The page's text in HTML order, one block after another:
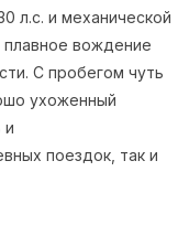
л.с. и механической
вождение
С пробегом чуть
ухоженный
и
поездок, так и